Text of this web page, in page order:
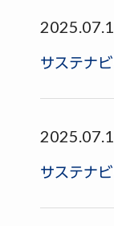
サステナ
サステナ